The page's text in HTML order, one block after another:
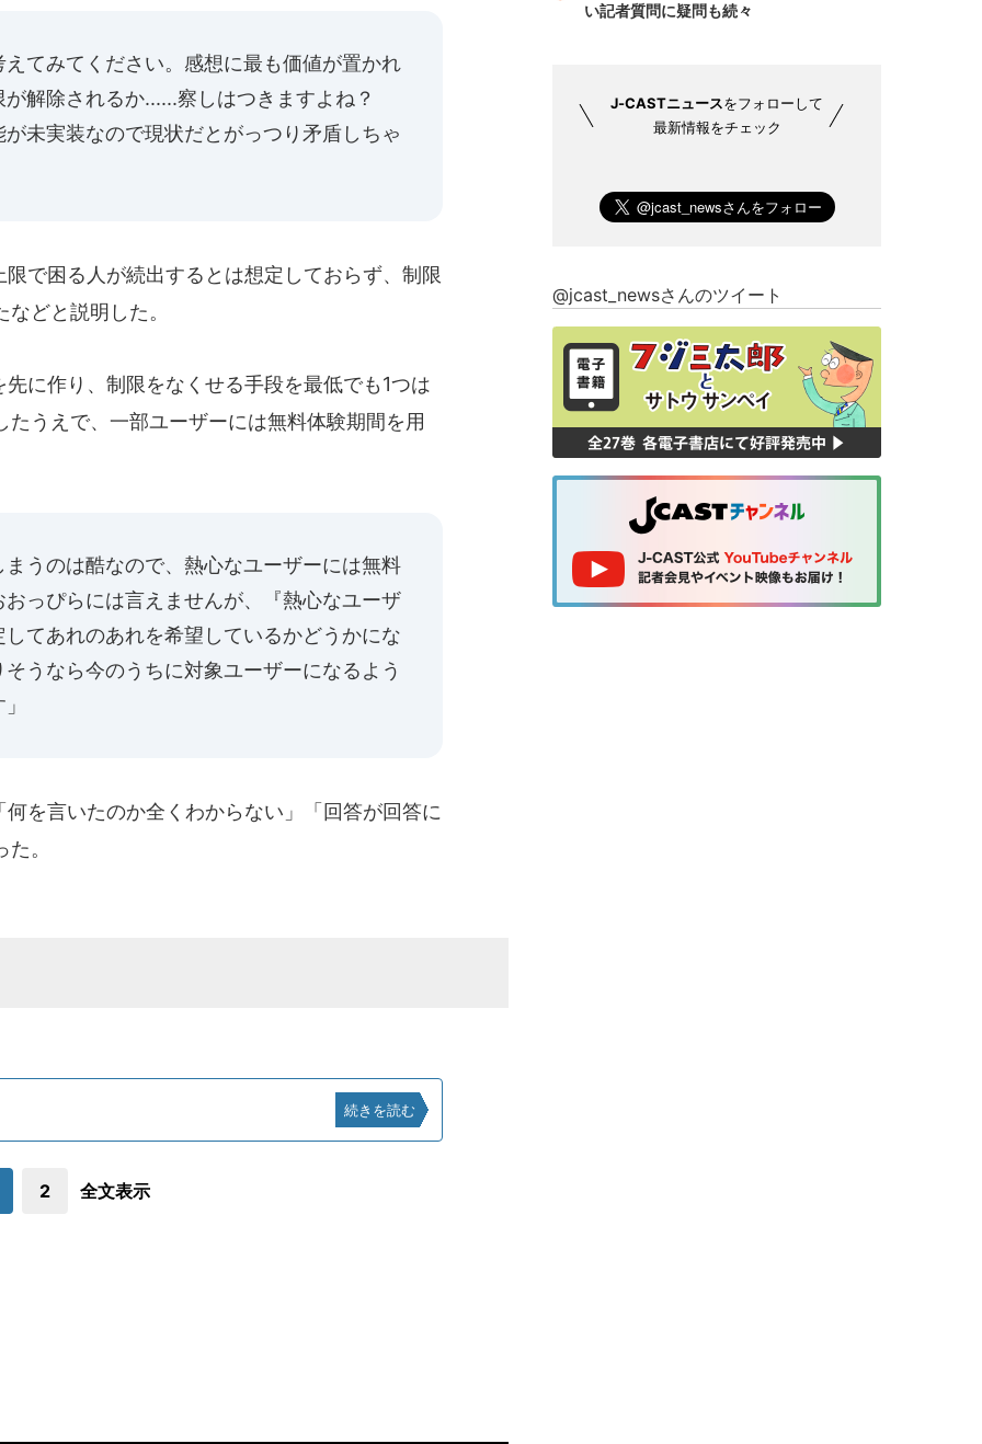
てみてください。感想に最も価値が置かれ
解除されるか......察しはつきますよね？
未実装なので現状だとがっつり矛盾しちゃ
で困る人が続出するとは想定しておらず、制限
どと説明した。
に作り、制限をなくせる手段を最低でも1つは
うえで、一部ユーザーには無料体験期間を用
うのは酷なので、熱心なユーザーには無料
っぴらには言えませんが、『熱心なユーザ
てあれのあれを希望しているかどうかにな
うなら今のうちに対象ユーザーになるよう
を言いたのか全くわからない」「回答が回答に
。
続きを読む
2 全文表示
い記者質問に疑問も続々
J-CASTニュースをフォローして
最新情報をチェック
@jcast_newsさんのツイート